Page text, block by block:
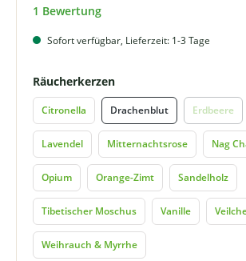
Durchschnittliche Bewertung von 5 von
1 Bewertung
Sofort verfügbar, Lieferzeit: 1-3 Tage
Räucherkerzenauswählen
Citronella Drachenblut Erdbeere
Lavendel Mitternachtsrose Nag
Opium Orange-Zimt Sandelholz
Tibetischer Moschus Vanille
Weihrauch & Myrrhe